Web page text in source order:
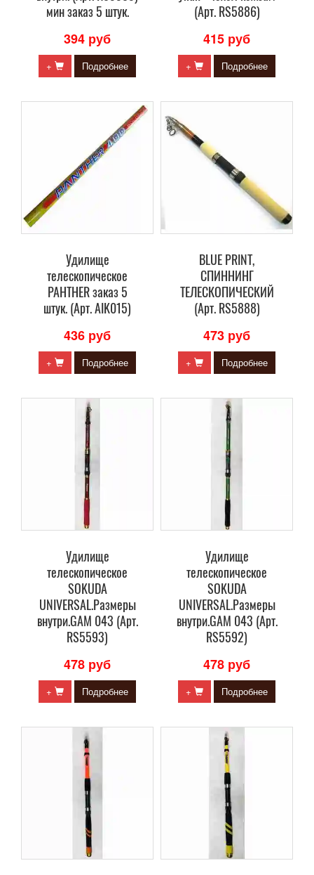
мин заказ 5 штук.
394 руб
+ Подробнее
(Арт. RS5886)
415 руб
+ Подробнее
Удилище
телескопическое
PAHTHER заказ 5
штук. (Арт. AIK015)
436 руб
+ Подробнее
BLUE PRINT,
СПИННИНГ
ТЕЛЕСКОПИЧЕСКИЙ
(Арт. RS5888)
473 руб
+ Подробнее
Удилище
телескопическое
SOKUDA
UNIVERSAL.Размеры
внутри.GAM 043 (Арт.
RS5593)
478 руб
+ Подробнее
Удилище
телескопическое
SOKUDA
UNIVERSAL.Размеры
внутри.GAM 043 (Арт.
RS5592)
478 руб
+ Подробнее